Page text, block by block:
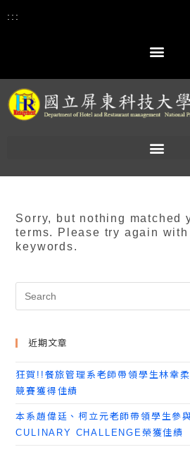
:::
Sorry, but nothing matched
terms. Please try again
keywords.
近期文章
狂賀!!餐旅管理系老師帶領學生林幸
競賽獲得佳績
本系趙偉廷、柯立元老師帶領學生參
CULINARY CHALLENGE榮獲佳績